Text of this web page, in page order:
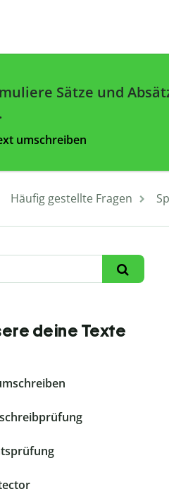
Sätze und
umschreiben
Häufig gestellte Fragen
deine Texte